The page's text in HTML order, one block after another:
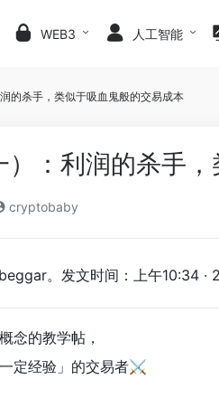
WEB3 人工智能
的杀手，类似于吸血鬼般的交易成本
：利润的杀手
cryptobaby
。发文时间：上午10:34 ·
念的教学帖，
定经验」的交易者⚔️